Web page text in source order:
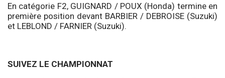
En catégorie F2, GUIGNARD / POUX (Honda) termine en
première position devant BARBIER / DEBROISE (Suzuki)
et LEBLOND / FARNIER (Suzuki).
SUIVEZ LE CHAMPIONNAT